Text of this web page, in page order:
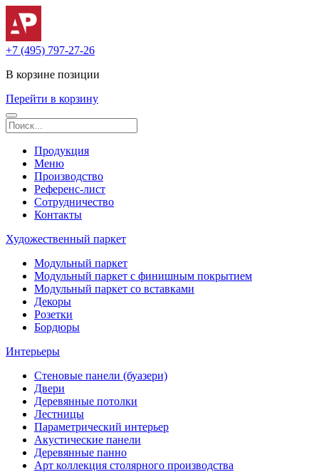
+7 (495) 797-27-26
В корзине позиции
Перейти в корзину
Продукция
Меню
Производство
Референс-лист
Сотрудничество
Контакты
Художественный паркет
Модульный паркет
Модульный паркет с финишным покрытием
Модульный паркет со вставками
Декоры
Розетки
Бордюры
Интерьеры
Стеновые панели (буазери)
Двери
Деревянные потолки
Лестницы
Параметрический интерьер
Акустические панели
Деревянные панно
Арт коллекция столярного производства